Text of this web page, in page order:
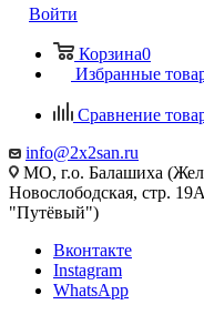
Войти
Корзина0
Избранные
Сравнение
info@2x2san.ru
МО, г.о. Балашиха
Новослободская, стр.
"Путёвый")
Вконтакте
Instagram
WhatsApp